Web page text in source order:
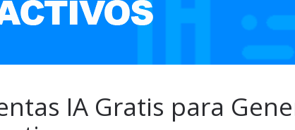
IA Gratis para